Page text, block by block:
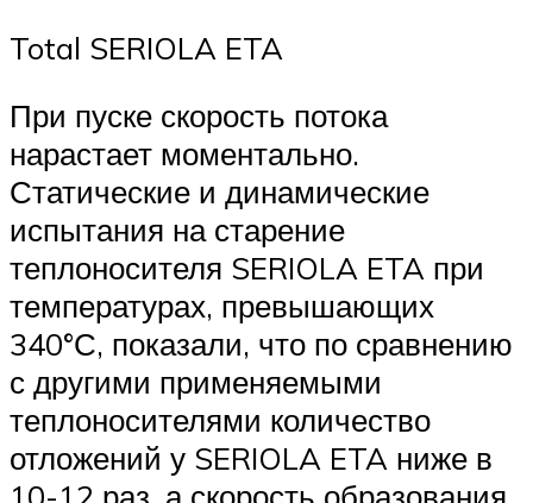
Total SERIOLA ETA
При пуске скорость потока
нарастает моментально.
Статические и динамические
испытания на старение
теплоносителя SERIOLA ETA при
температурах, превышающих
340°С, показали, что по сравнению
с другими применяемыми
теплоносителями количество
отложений у SERIOLA ETA ниже в